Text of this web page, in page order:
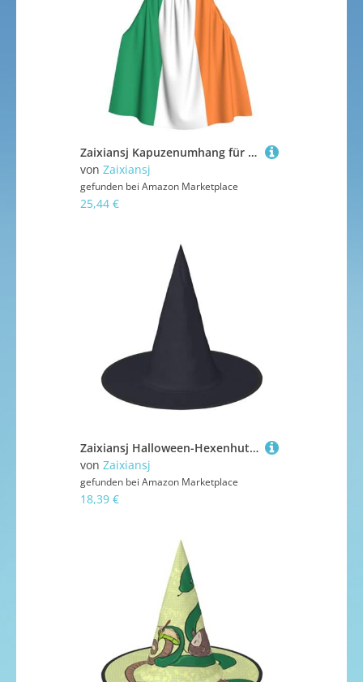
Zaixiansj Kapuzenumhang für Erwachsene, für Halloween, Party, Cosplay, irische Flagge, bedruckt, Kapuzenmantel, Kostüm, Umhang, Zubehör
von Zaixiansj
gefunden bei Amazon Marketplace
25,44 €
Zaixiansj Halloween-Hexenhut, einfarbig, schwarzer Druck, Kostüm, Kopfbedeckung, Erwachsene, gruseliger Hut, Festival-Kopfbedeckung
von Zaixiansj
gefunden bei Amazon Marketplace
18,39 €